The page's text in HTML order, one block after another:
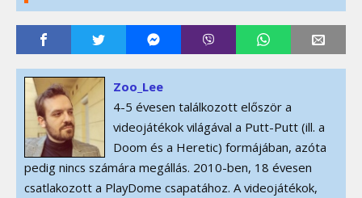
Zoo_Lee
4-5 évesen találkozott először a
videojátékok világával a Putt-Putt (ill. a
Doom és a Heretic) formájában, azóta
pedig nincs számára megállás. 2010-ben, 18 évesen
csatlakozott a PlayDome csapatához. A videojátékok,